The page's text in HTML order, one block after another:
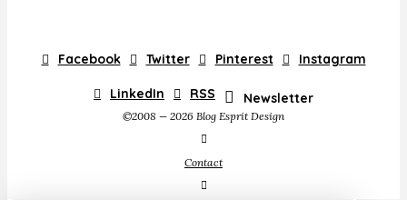
Facebook Twitter Pinterest Instagram
LinkedIn RSS Newsletter
©2008 — 2026 Blog Esprit Design
Contact